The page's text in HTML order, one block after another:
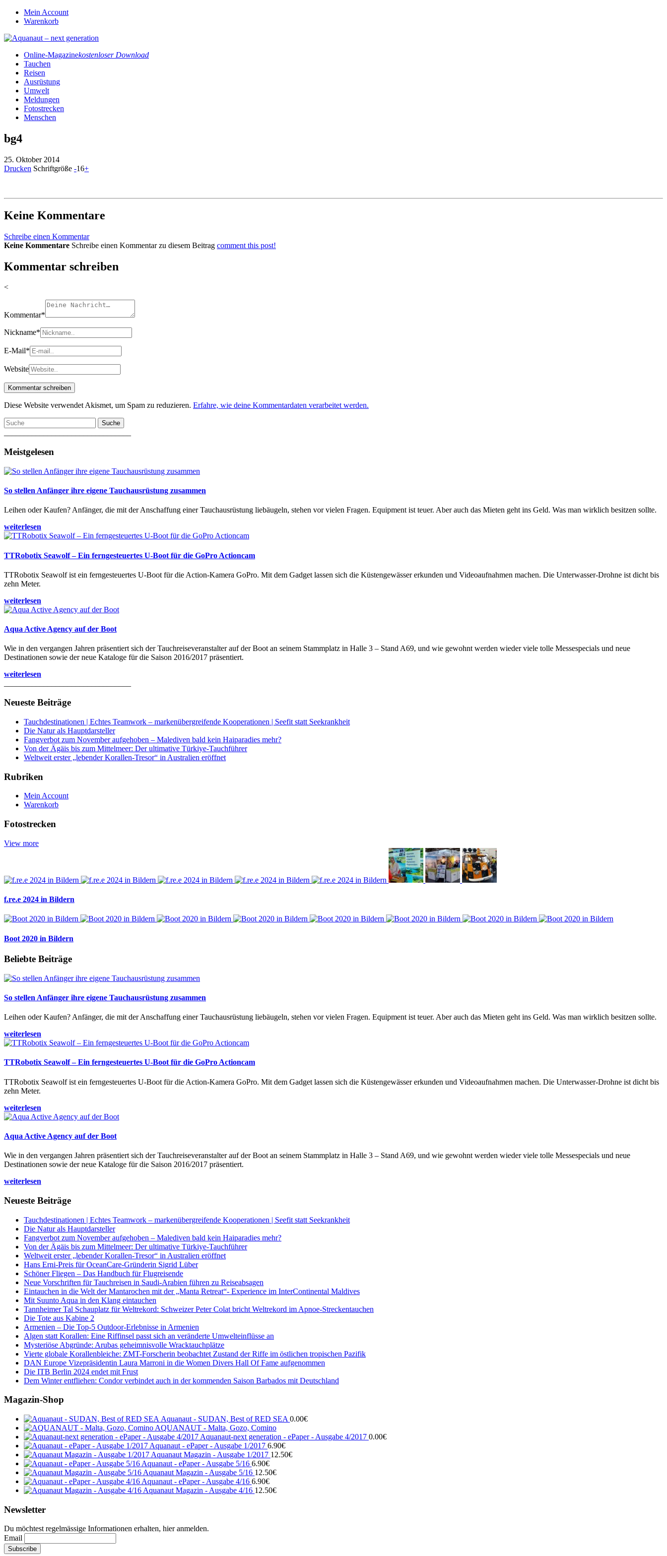
Mein Account
Warenkorb
Online-Magazinekostenloser Download
Tauchen
Reisen
Ausrüstung
Umwelt
Meldungen
Fotostrecken
Menschen
bg4
25. Oktober 2014
Drucken Schriftgröße -16+
Keine Kommentare
Schreibe einen Kommentar
Keine Kommentare Schreibe einen Kommentar zu diesem Beitrag comment this post!
Kommentar schreiben
<
Kommentar*
Nickname*
E-Mail*
Website
Diese Website verwendet Akismet, um Spam zu reduzieren. Erfahre, wie deine Kommentardaten verarbeitet werden.
Suche
Meistgelesen
So stellen Anfänger ihre eigene Tauchausrüstung zusammen
Leihen oder Kaufen? Anfänger, die mit der Anschaffung einer Tauchausrüstung liebäugeln, stehen vor vielen Fragen. Equipment ist teuer. Aber auch das Mieten geht ins Geld. Was man wirklich besitzen sollte.
weiterlesen
TTRobotix Seawolf – Ein ferngesteuertes U-Boot für die GoPro Actioncam
TTRobotix Seawolf ist ein ferngesteuertes U-Boot für die Action-Kamera GoPro. Mit dem Gadget lassen sich die Küstengewässer erkunden und Videoaufnahmen machen. Die Unterwasser-Drohne ist dicht bis
zehn Meter.
weiterlesen
Aqua Active Agency auf der Boot
Wie in den vergangen Jahren präsentiert sich der Tauchreiseveranstalter auf der Boot an seinem Stammplatz in Halle 3 – Stand A69, und wie gewohnt werden wieder viele tolle Messespecials und neue
Destinationen sowie der neue Kataloge für die Saison 2016/2017 präsentiert.
weiterlesen
Neueste Beiträge
Tauchdestinationen | Echtes Teamwork – markenübergreifende Kooperationen | Seefit statt Seekrankheit
Die Natur als Hauptdarsteller
Fangverbot zum November aufgehoben – Malediven bald kein Haiparadies mehr?
Von der Ägäis bis zum Mittelmeer: Der ultimative Türkiye-Tauchführer
Weltweit erster „lebender Korallen-Tresor“ in Australien eröffnet
Rubriken
Mein Account
Warenkorb
Fotostrecken
View more
f.re.e 2024 in Bildern
Boot 2020 in Bildern
Beliebte Beiträge
So stellen Anfänger ihre eigene Tauchausrüstung zusammen
Leihen oder Kaufen? Anfänger, die mit der Anschaffung einer Tauchausrüstung liebäugeln, stehen vor vielen Fragen. Equipment ist teuer. Aber auch das Mieten geht ins Geld. Was man wirklich besitzen sollte.
weiterlesen
TTRobotix Seawolf – Ein ferngesteuertes U-Boot für die GoPro Actioncam
TTRobotix Seawolf ist ein ferngesteuertes U-Boot für die Action-Kamera GoPro. Mit dem Gadget lassen sich die Küstengewässer erkunden und Videoaufnahmen machen. Die Unterwasser-Drohne ist dicht bis
zehn Meter.
weiterlesen
Aqua Active Agency auf der Boot
Wie in den vergangen Jahren präsentiert sich der Tauchreiseveranstalter auf der Boot an seinem Stammplatz in Halle 3 – Stand A69, und wie gewohnt werden wieder viele tolle Messespecials und neue
Destinationen sowie der neue Kataloge für die Saison 2016/2017 präsentiert.
weiterlesen
Neueste Beiträge
Tauchdestinationen | Echtes Teamwork – markenübergreifende Kooperationen | Seefit statt Seekrankheit
Die Natur als Hauptdarsteller
Fangverbot zum November aufgehoben – Malediven bald kein Haiparadies mehr?
Von der Ägäis bis zum Mittelmeer: Der ultimative Türkiye-Tauchführer
Weltweit erster „lebender Korallen-Tresor“ in Australien eröffnet
Hans Erni-Preis für OceanCare-Gründerin Sigrid Lüber
Schöner Fliegen – Das Handbuch für Flugreisende
Neue Vorschriften für Tauchreisen in Saudi-Arabien führen zu Reiseabsagen
Eintauchen in die Welt der Mantarochen mit der „Manta Retreat“- Experience im InterContinental Maldives
Mit Suunto Aqua in den Klang eintauchen
Tannheimer Tal Schauplatz für Weltrekord: Schweizer Peter Colat bricht Weltrekord im Apnoe-Streckentauchen
Die Tote aus Kabine 2
Armenien – Die Top-5 Outdoor-Erlebnisse in Armenien
Algen statt Korallen: Eine Riffinsel passt sich an veränderte Umwelteinflüsse an
Mysteriöse Abgründe: Arubas geheimnisvolle Wracktauchplätze
Vierte globale Korallenbleiche: ZMT-Forscherin beobachtet Zustand der Riffe im östlichen tropischen Pazifik
DAN Europe Vizepräsidentin Laura Marroni in die Women Divers Hall Of Fame aufgenommen
Die ITB Berlin 2024 endet mit Frust
Dem Winter entfliehen: Condor verbindet auch in der kommenden Saison Barbados mit Deutschland
Magazin-Shop
Aquanaut - SUDAN, Best of RED SEA 0.00€
AQUANAUT - Malta, Gozo, Comino
Aquanaut-next generation - ePaper - Ausgabe 4/2017 0.00€
Aquanaut - ePaper - Ausgabe 1/2017 6.90€
Aquanaut Magazin - Ausgabe 1/2017 12.50€
Aquanaut - ePaper - Ausgabe 5/16 6.90€
Aquanaut Magazin - Ausgabe 5/16 12.50€
Aquanaut - ePaper - Ausgabe 4/16 6.90€
Aquanaut Magazin - Ausgabe 4/16 12.50€
Newsletter
Du möchtest regelmässige Informationen erhalten, hier anmelden.
Email